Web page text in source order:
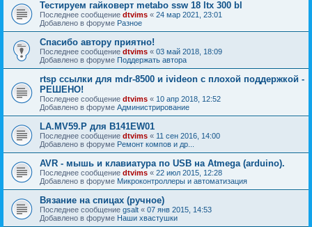
Тестируем гайковерт metabo ssw 18 ltx 300 bl
Последнее сообщение dtvims « 24 мар 2021, 23:01
Добавлено в форуме Разное
Спасибо автору приятно!
Последнее сообщение dtvims « 03 май 2018, 18:09
Добавлено в форуме Поддержать автора
rtsp ссылки для mdr-8500 и ivideon с плохой поддержкой -
РЕШЕНО!
Последнее сообщение dtvims « 10 апр 2018, 12:52
Добавлено в форуме Администрирование
LA.MV59.P для B141EW01
Последнее сообщение dtvims « 11 сен 2016, 14:00
Добавлено в форуме Ремонт компов и др...
AVR - мышь и клавиатура по USB на Atmega (arduino).
Последнее сообщение dtvims « 22 июл 2015, 12:28
Добавлено в форуме Микроконтроллеры и автоматизация
Вязание на спицах (ручное)
Последнее сообщение gsalt « 07 янв 2015, 14:53
Добавлено в форуме Наши хвастушки